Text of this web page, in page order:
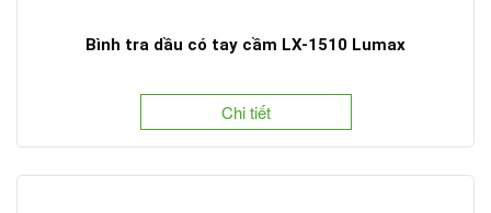
Bình tra dầu có tay cầm LX-1510 Lumax
Chi tiết